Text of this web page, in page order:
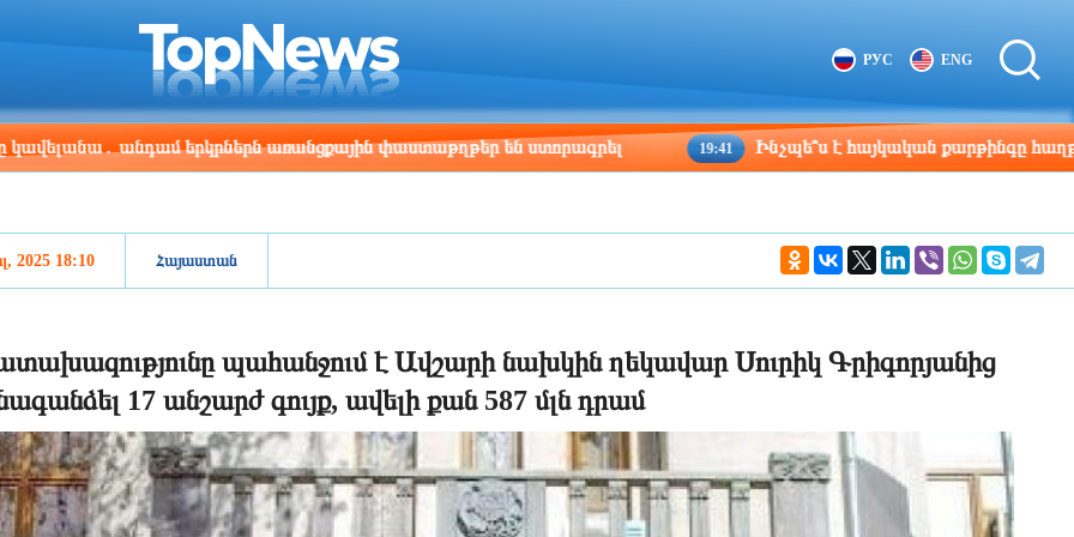
Los Angeles
16:42
Beijing
07:42 РУС ENG
անդամ երկրներն առանցքային փաստաթղթեր են ստորագրել 19:41 Ինչպե՞ս է հայկական քարթինգը հաղթահարում
2025 18:10 Հայաստան
պահանջում է Ավշարի նախկին ղեկավար Սուրիկ Գրիգորյանից
17 անշարժ գույք, ավելի քան 587 մլն դրամ